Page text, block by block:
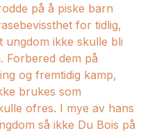
på å piske barn
for tidlig,
ungdom ikke skulle bli
Forbered dem på
og fremtidig kamp,
brukes som
ofres. I mye av hans
så ikke Du Bois på